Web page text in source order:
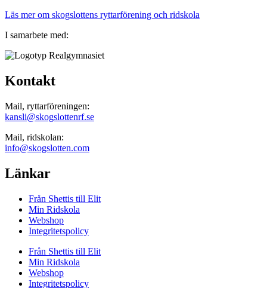
Läs mer om skogslottens ryttarförening och ridskola
I samarbete med:
Kontakt
Mail, ryttarföreningen:
kansli@skogslottenrf.se
Mail, ridskolan:
info@skogslotten.com
Länkar
Från Shettis till Elit
Min Ridskola
Webshop
Integritetspolicy
Från Shettis till Elit
Min Ridskola
Webshop
Integritetspolicy